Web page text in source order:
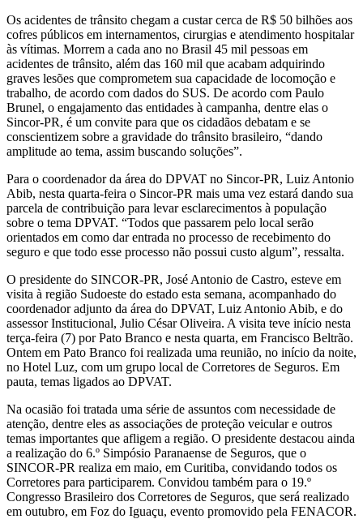
Os acidentes de trânsito chegam a custar cerca de R$ 50 bilhões aos
cofres públicos em internamentos, cirurgias e atendimento hospitalar
às vítimas. Morrem a cada ano no Brasil 45 mil pessoas em
acidentes de trânsito, além das 160 mil que acabam adquirindo
graves lesões que comprometem sua capacidade de locomoção e
trabalho, de acordo com dados do SUS. De acordo com Paulo
Brunel, o engajamento das entidades à campanha, dentre elas o
Sincor-PR, é um convite para que os cidadãos debatam e se
conscientizem sobre a gravidade do trânsito brasileiro, “dando
amplitude ao tema, assim buscando soluções”.
Para o coordenador da área do DPVAT no Sincor-PR, Luiz Antonio
Abib, nesta quarta-feira o Sincor-PR mais uma vez estará dando sua
parcela de contribuição para levar esclarecimentos à população
sobre o tema DPVAT. “Todos que passarem pelo local serão
orientados em como dar entrada no processo de recebimento do
seguro e que todo esse processo não possui custo algum”, ressalta.
O presidente do SINCOR-PR, José Antonio de Castro, esteve em
visita à região Sudoeste do estado esta semana, acompanhado do
coordenador adjunto da área do DPVAT, Luiz Antonio Abib, e do
assessor Institucional, Julio César Oliveira. A visita teve início nesta
terça-feira (7) por Pato Branco e nesta quarta, em Francisco Beltrão.
Ontem em Pato Branco foi realizada uma reunião, no início da noite,
no Hotel Luz, com um grupo local de Corretores de Seguros. Em
pauta, temas ligados ao DPVAT.
Na ocasião foi tratada uma série de assuntos com necessidade de
atenção, dentre eles as associações de proteção veicular e outros
temas importantes que afligem a região. O presidente destacou ainda
a realização do 6.º Simpósio Paranaense de Seguros, que o
SINCOR-PR realiza em maio, em Curitiba, convidando todos os
Corretores para participarem. Convidou também para o 19.º
Congresso Brasileiro dos Corretores de Seguros, que será realizado
em outubro, em Foz do Iguaçu, evento promovido pela FENACOR.